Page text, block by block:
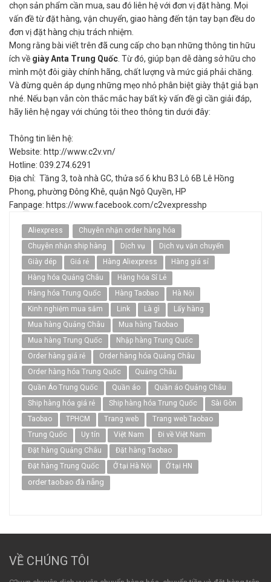
chọn sản phẩm cần mua, sau đó liên hệ với đơn vị đặt hàng. Mọi
vấn đề từ đặt hàng, vận chuyển, giao hàng đến tận tay bạn đều do
đơn vị đặt hàng chịu trách nhiệm.
Mong rằng bài viết trên đã cung cấp cho bạn những thông tin hữu
ích về giày Anta Trung Quốc . Từ đó, giúp bạn dễ dàng sở hữu cho
mình một đôi giày chính hãng, chất lượng và mức giá phải chăng.
Và đừng quên áp dụng những mẹo nhỏ phân biệt giày thật giả bạn
nhé. Nếu bạn vẫn còn thắc mắc hay bất kỳ vấn đề gì cần giải đáp,
hãy liên hệ ngay với chúng tôi theo thông tin dưới đây:
Thông tin liên hệ:
Website: http://www.c2v.vn/
Hotline: 039.274.6291
Địa chỉ: Tầng 3, toà nhà GC, thửa số 6 khu B3 Lô 6B Lê Hồng
Phong, phường Đông Khê, quận Ngô Quyền, HP
Fanpage: https://www.facebook.com/c2vexpresshp
Aliexpress
Chuyên nhận order hàng hóa
Chuyên nhận ship hàng
Dịch vụ
Dịch vụ vận chuyển
Giày dép
Giá rẻ Hàng Aliexpress
Hàng giá sỉ
Hàng hóa Quảng Châu
Hàng hóa Sỉ Lẻ
Hàng hóa Trung Quốc
Hàng Taobao
Hà Nội
Kinh nghiệm mua sắm
Link Là gì
Lấy hàng
Mua hàng Quảng Châu
Mua hàng Taobao
Mua hàng Trung Quốc
Nhập hàng Trung Quốc
Order hàng giá rẻ
Order hàng hóa Quảng Châu
Order hàng hóa Trung Quốc
Quảng Châu
Quần Áo Trung Quốc
Quần áo
Quần áo Quảng Châu
Ship hàng hóa giá rẻ
Ship hàng hóa Trung Quốc
Sài Gòn
Taobao
TPHCM Trang web
Trang web Taobao
Trung Quốc
Uy tín Việt Nam
Đi về Việt Nam
Đặt hàng Quảng Châu
Đặt hàng Taobao
Đặt hàng Trung Quốc
Ở tại Hà Nội Ở tại HN
order taobao đà nẵng
VỀ CHÚNG TÔI